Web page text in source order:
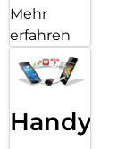
Mehr
erfahren
Handy